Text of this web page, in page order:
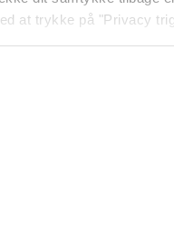
at trykke på "Privacy
fra tredjeparter til at
samt til brug
barn